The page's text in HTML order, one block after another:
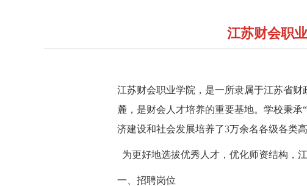
江苏财会职
江苏财会职业学院，是一所隶属于江苏省
麓，是财会人才培养的重要基地。学校秉
济建设和社会发展培养了3万余名各级各类
为更好地选拔优秀人才，优化师资结构，
一、招聘岗位